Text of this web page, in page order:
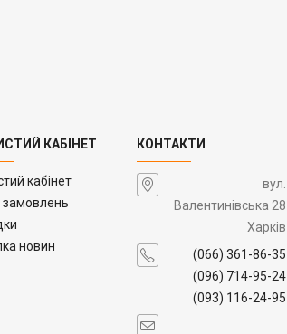
КАБІНЕТ
кабінет
замовлень
новин
КОНТАКТИ
вул.
Валентинівська 28
Харків
(066) 361-86-35
(096) 714-95-24
(093) 116-24-95